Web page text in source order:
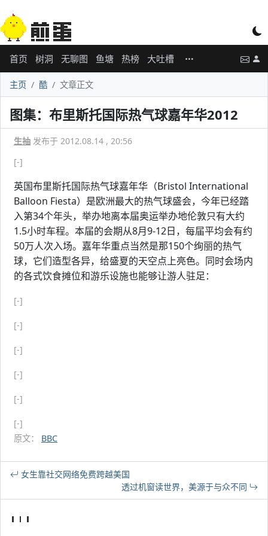
首页 树洞 无聊图 鱼塘 热榜 大吐槽
主页 酷 文章正文
图集：布里斯托国际热气球嘉年华2012
生抽 发布于 2012.08.14 , 20:56
[-]
英国布里斯托国际热气球嘉年华（Bristol International
Balloon Fiesta）是欧洲最大的热气球盛会，今年已经踏
入第34个年头，举办地离本届奥运举办地伦敦只有大约
1.5小时车程。本届的会期从8月9-12日，每届平均会有约
50万人次入场。嘉年华重点当然是那150个绚丽的热气
球，它们造型各异，给盛夏的天空点上亮色。同时会场内
的各式饮食摊位和游乐设施也能够让游人驻足：
[-]
[-]
[-]
[-]
[-]
[-]
原文： BBC
女生靠社交网络免费跨越美国
透过机窗读世界，美源于与众不同